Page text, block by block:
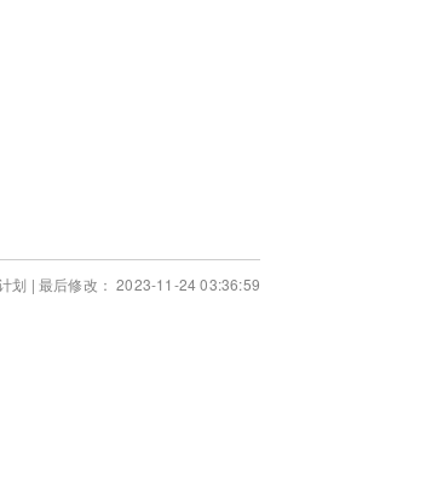
划 | 最后修改： 2023-11-24 03:36:59